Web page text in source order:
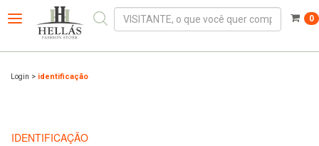
0
Toggle
navigation
Login > identificação
IDENTIFICAÇÃO